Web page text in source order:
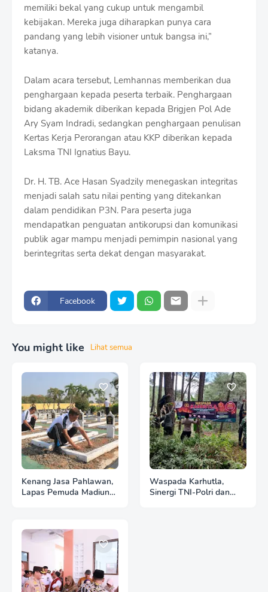
memiliki bekal yang cukup untuk mengambil
kebijakan. Mereka juga diharapkan punya cara
pandang yang lebih visioner untuk bangsa ini,”
katanya.
Dalam acara tersebut, Lemhannas memberikan dua
penghargaan kepada peserta terbaik. Penghargaan
bidang akademik diberikan kepada Brigjen Pol Ade
Ary Syam Indradi, sedangkan penghargaan penulisan
Kertas Kerja Perorangan atau KKP diberikan kepada
Laksma TNI Ignatius Bayu.
Dr. H. TB. Ace Hasan Syadzily menegaskan integritas
menjadi salah satu nilai penting yang ditekankan
dalam pendidikan P3N. Para peserta juga
mendapatkan penguatan antikorupsi dan komunikasi
publik agar mampu menjadi pemimpin nasional yang
berintegritas serta dekat dengan masyarakat.
Facebook
You might like Lihat semua
Kenang Jasa Pahlawan,
Lapas Pemuda Madiun
Waspada Karhutla,
Sinergi TNI-Polri dan